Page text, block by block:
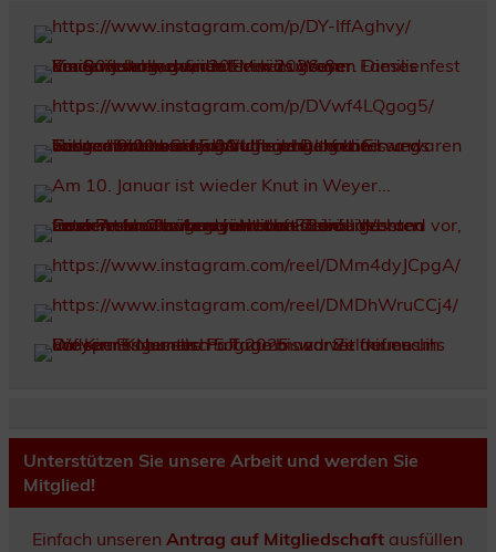
Unterstützen Sie unsere Arbeit und werden Sie
Mitglied!
Einfach unseren Antrag auf Mitgliedschaftausfüllen